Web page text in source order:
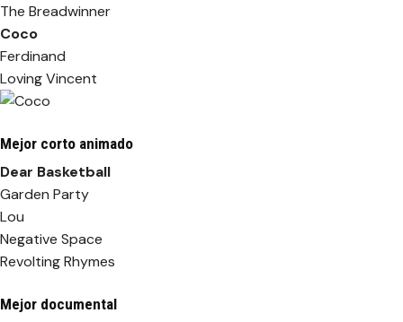
The Breadwinner
Coco
Ferdinand
Loving Vincent
Mejor corto animado
Dear Basketball
Garden Party
Lou
Negative Space
Revolting Rhymes
Mejor documental